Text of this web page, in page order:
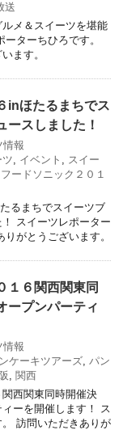
送
メ＆スイーツを堪能
ターちひろです。
ます。
inほたるまちでス
ースしました！
情報
, イベント , スイー
フードソニック２０１
るまちでスイーツブ
スイーツレポーター
がとうございます。
１６関西関東同
ープンパーティ
情報
ケーキツアーズ, パン
, 関西
西関東同時開催決
ーを開催します！ ス
訪問いただきありが